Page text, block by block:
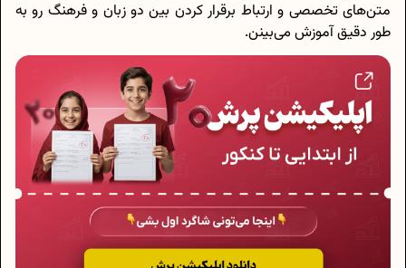
متن‌های تخصصی و ارتباط برقرار کردن بین دو زبان و فرهنگ رو به
طور دقیق آموزش می‌بینن.